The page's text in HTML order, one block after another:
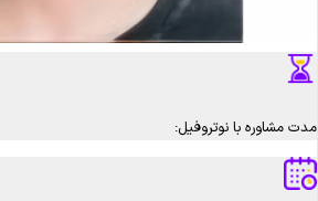
مدت مشاوره با نوتروفیل: